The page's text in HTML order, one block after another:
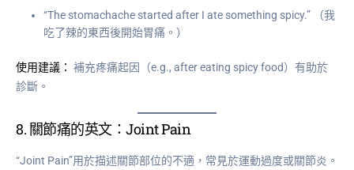
“The stomachache started after I ate something spicy.” （我
吃了辣的東西後開始胃痛。）
使用建議： 補充疼痛起因（e.g., after eating spicy food）有助於
診斷。
8. 關節痛的英文：Joint Pain
“Joint Pain”用於描述關節部位的不適，常見於運動過度或關節炎。